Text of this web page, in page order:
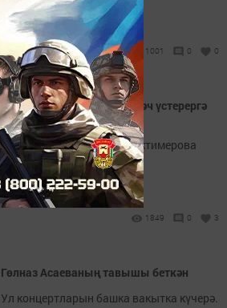
1001 0 0
Фәдис Ганиев хатынына чәч үстерергә
рөхсәт итми
Бу хакта җырчы Лилия Биктимерова
хәбәр итте.
1849 0 3
Гөлназ Асаеваның тавышы беткән
Ул концертларын башка вакытка күчерә.